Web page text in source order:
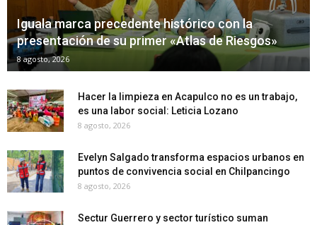
Iguala marca precedente histórico con la
presentación de su primer «Atlas de Riesgos»
8 agosto, 2026
Hacer la limpieza en Acapulco no es un trabajo,
es una labor social: Leticia Lozano
8 agosto, 2026
Evelyn Salgado transforma espacios urbanos en
puntos de convivencia social en Chilpancingo
8 agosto, 2026
Sectur Guerrero y sector turístico suman